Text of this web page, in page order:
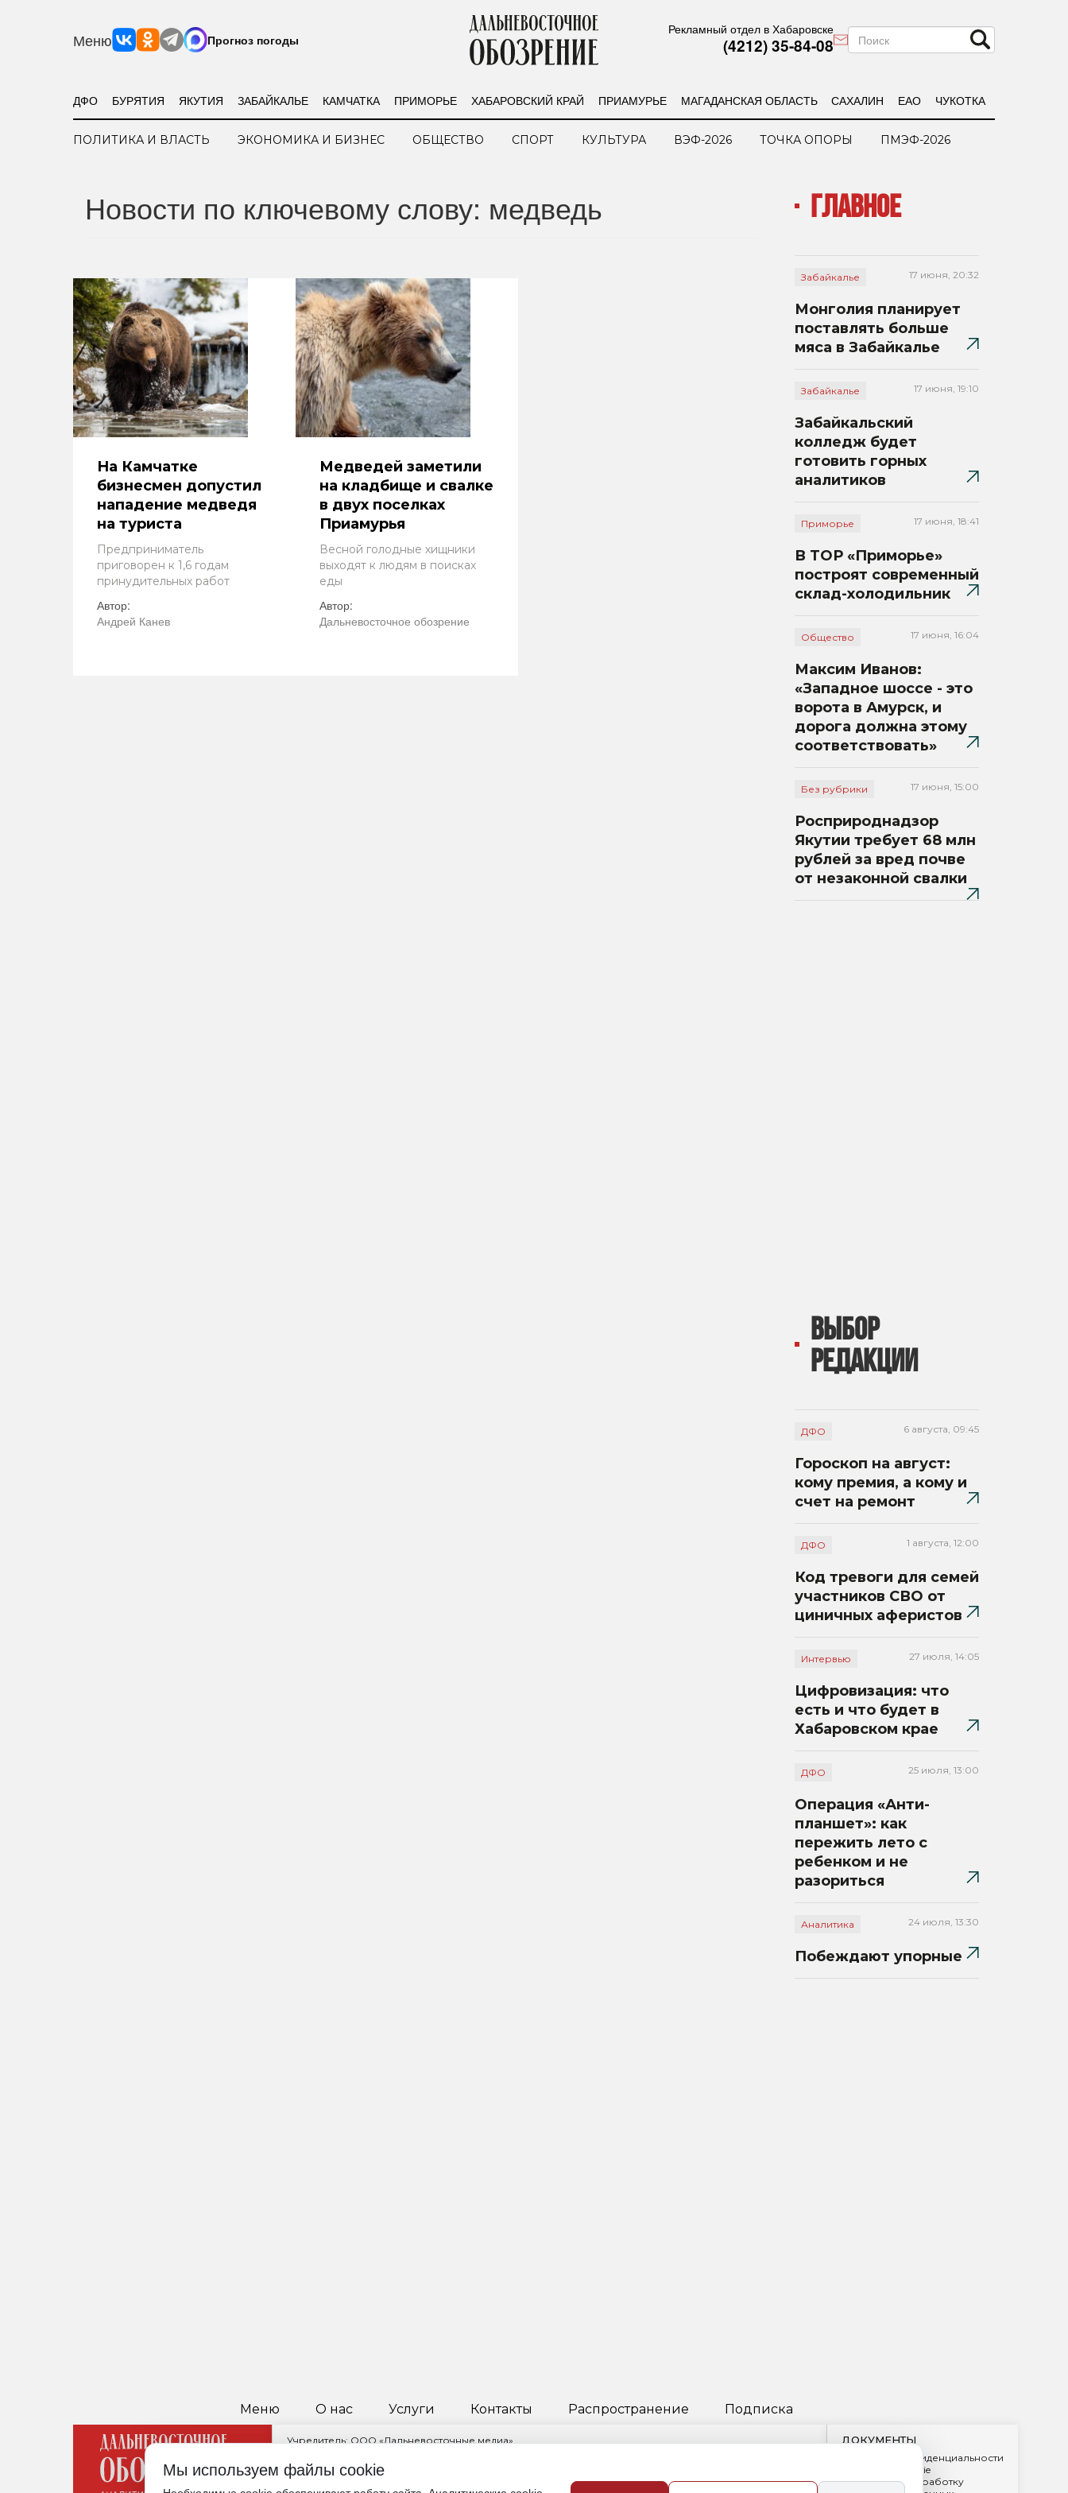
Меню Прогноз погоды
Рекламный отдел в Хабаровске
(4212) 35-84-08
ДФО БУРЯТИЯ ЯКУТИЯ ЗАБАЙКАЛЬЕ КАМЧАТКА ПРИМОРЬЕ ХАБАРОВСКИЙ КРАЙ ПРИАМУРЬЕ МАГАДАНСКАЯ ОБЛАСТЬ САХАЛИН ЕАО ЧУКОТКА
ПОЛИТИКА И ВЛАСТЬ ЭКОНОМИКА И БИЗНЕС ОБЩЕСТВО СПОРТ КУЛЬТУРА ВЭФ-2026 ТОЧКА ОПОРЫ ПМЭФ-2026
Новости по ключевому слову: медведь
На Камчатке
бизнесмен допустил
нападение медведя
на туриста
Предприниматель
приговорен к 1,6 годам
принудительных работ
Автор:
Андрей Канев
Медведей заметили
на кладбище и свалке
в двух поселках
Приамурья
Весной голодные хищники
выходят к людям в поисках
еды
Автор:
Дальневосточное обозрение
ГЛАВНОЕ
Забайкалье 17 июня, 20:32
Монголия планирует
поставлять больше
мяса в Забайкалье
Забайкалье 17 июня, 19:10
Забайкальский
колледж будет
готовить горных
аналитиков
Приморье 17 июня, 18:41
В ТОР «Приморье»
построят современный
склад-холодильник
Общество 17 июня, 16:04
Максим Иванов:
«Западное шоссе - это
ворота в Амурск, и
дорога должна этому
соответствовать»
Без рубрики 17 июня, 15:00
Росприроднадзор
Якутии требует 68 млн
рублей за вред почве
от незаконной свалки
ВЫБОР
РЕДАКЦИИ
ДФО 6 августа, 09:45
Гороскоп на август:
кому премия, а кому и
счет на ремонт
ДФО 1 августа, 12:00
Код тревоги для семей
участников СВО от
циничных аферистов
Интервью 27 июля, 14:05
Цифровизация: что
есть и что будет в
Хабаровском крае
ДФО 25 июля, 13:00
Операция «Анти-
планшет»: как
пережить лето с
ребенком и не
разориться
Аналитика 24 июля, 13:30
Побеждают упорные
Меню О нас Услуги Контакты Распространение Подписка
Учредитель: ООО «Дальневосточные медиа»
680021, Хабаровский край, г. Хабаровск, ул. Ленинградская, д. 53, корп. 2, помещ. 1/2
Редакция: +7 (421) 235-82-35,
info@obozdv.ru
ДОКУМЕНТЫ
Политика конфиденциальности
Обработка cookie
Согласие на обработку
Мы используем файлы cookie